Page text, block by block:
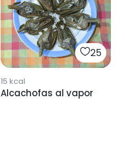
25
15 kcal
Alcachofas al vapor